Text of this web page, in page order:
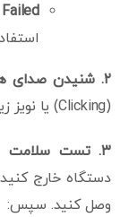
۲. شنیدن صدای
(Clicking) یا نویز زیاد تولید کند، احتمال خرابی فیزیکی بالاست.
۳.تست سلامت با
وصل کنید. سپس: